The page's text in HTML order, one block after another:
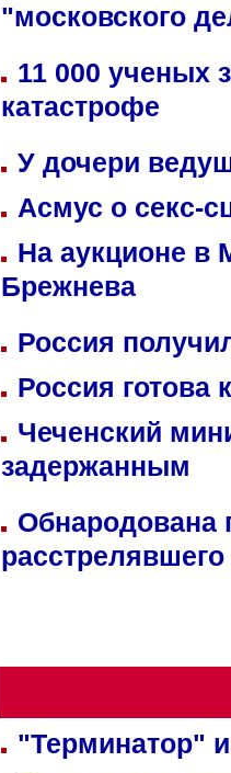
"московского
11 000 ученых
катастрофе
У дочери
Асмус о секс-
На аукционе в
Брежнева
Россия
Россия готова
Чеченский
задержанным
Обнародована
"Терминатор"